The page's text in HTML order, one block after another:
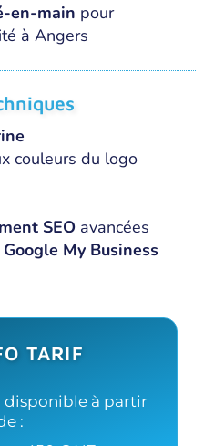
en-main pour
à Angers
couleurs du logo
SEO avancées
My Business
TARIF
disponible à partir
: